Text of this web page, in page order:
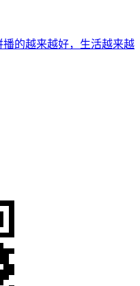
的越来越好，生活越来越